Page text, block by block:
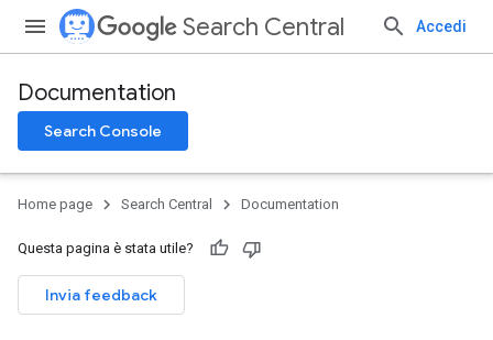
Search Central Accedi
Documentation
Search Console
Home page Search Central Documentation
Questa pagina è stata utile?
Invia feedback